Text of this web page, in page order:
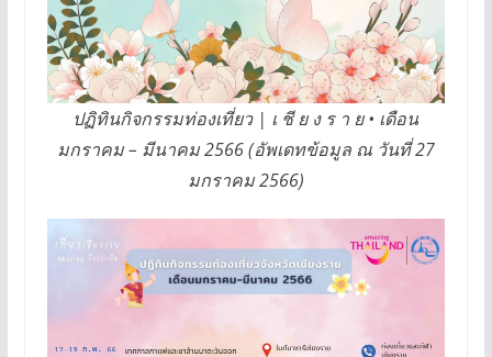
ปฏิทินกิจกรรมท่องเที่ยว | เ ชี ย ง ร า ย • เดือน
มกราคม – มีนาคม 2566 (อัพเดทข้อมูล ณ วันที่ 27
มกราคม 2566)